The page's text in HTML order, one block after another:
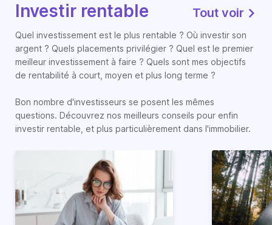
Investir rentable Tout voir
Quel investissement est le plus rentable ? Où investir son
argent ? Quels placements privilégier ? Quel est le premier
meilleur investissement à faire ? Quels sont mes objectifs
de rentabilité à court, moyen et plus long terme ?
Bon nombre d'investisseurs se posent les mêmes
questions. Découvrez nos meilleurs conseils pour enfin
investir rentable, et plus particulièrement dans l'immobilier.